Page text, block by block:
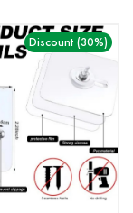
Discount (30%)